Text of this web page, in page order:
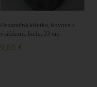
Dekoračná klietka, kovová s
vtáčikom, biela, 33 cm
9,60 €